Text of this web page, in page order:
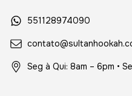
551128974090
Seg à Qui: 8am – 6pm •